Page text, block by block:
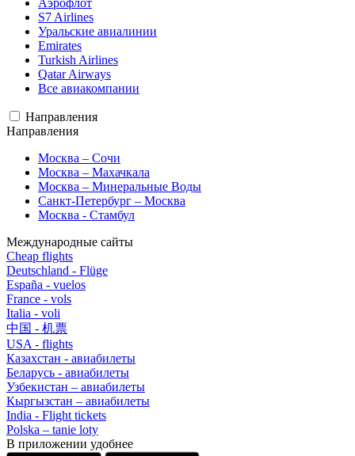
S7 Airlines
Уральские авиалинии
Emirates
Turkish Airlines
Qatar Airways
Все авиакомпании
Направления
Направления
Москва – Сочи
Москва – Махачкала
Москва – Минеральные Воды
Санкт-Петербург – Москва
Москва - Стамбул
Международные сайты
Cheap flights
Deutschland - Flüge
España - vuelos
France - vols
Italia - voli
中国 - 机票
USA - flights
Казахстан - авиабилеты
Беларусь - авиабилеты
Узбекистан – авиабилеты
Кыргызстан – авиабилеты
India - Flight tickets
Polska – tanie loty
В приложении удобнее